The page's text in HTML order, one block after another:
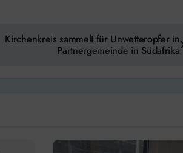
Kirchenkreis sammelt für Unwetteropfer in
Partnergemeinde in Südafrika